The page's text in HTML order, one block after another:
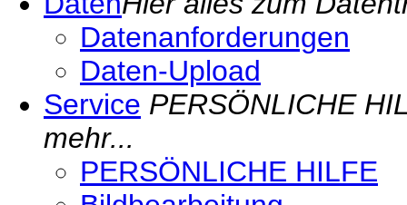
Datenanforderungen
Daten-Upload
Service PERSÖNLICHE
mehr...
PERSÖNLICHE HILFE